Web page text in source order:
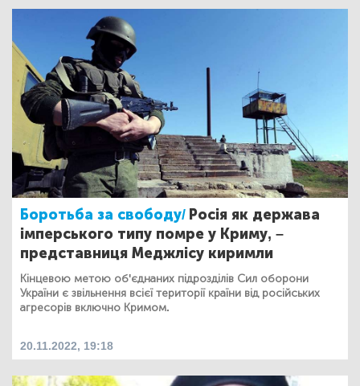
Боротьба за свободу/ Росія як держава
імперського типу помре у Криму, –
представниця Меджлісу киримли
Кінцевою метою об'єднаних підрозділів Сил оборони
України є звільнення всієї території країни від російських
агресорів включно Кримом.
20.11.2022, 19:18